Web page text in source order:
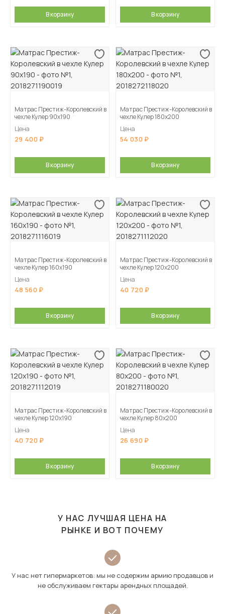
В корзину В корзину
Матрас Престиж-Королевский в
чехле Кулер 90х190
Цена
29 400
В корзину
Матрас Престиж-Королевский в
чехле Кулер 180х200
Цена
54 030
В корзину
Матрас Престиж-Королевский в
чехле Кулер 160х190
Цена
48 560
В корзину
Матрас Престиж-Королевский в
чехле Кулер 120х200
Цена
40 720
В корзину
Матрас Престиж-Королевский в
чехле Кулер 120х190
Цена
40 720
В корзину
Матрас Престиж-Королевский в
чехле Кулер 80х200
Цена
26 690
В корзину
У НАС ЛУЧШАЯ ЦЕНА НА
РЫНКЕ И ВОТ ПОЧЕМУ
У нас нет гипермаркетов: мы не содержим армию продавцов и
не обслуживаем гектары арендных площадей.